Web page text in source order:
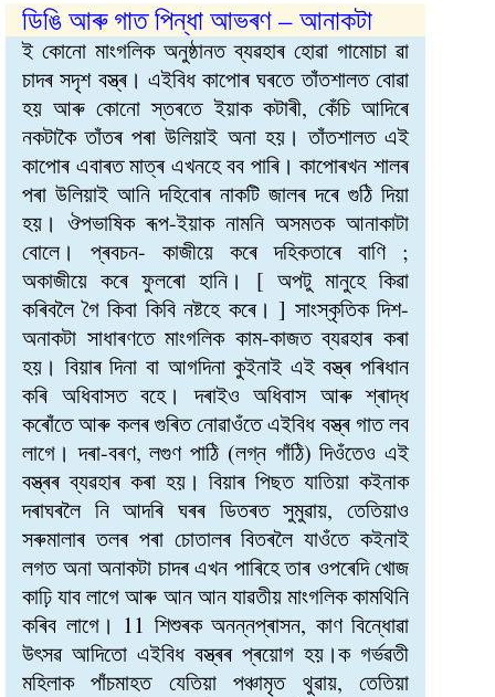
ডিঙি আৰু গাত পিন্ধা আভৰণ – আনাকটা
ই কোনো মাংগলিক অনুষ্ঠানত ব্যৱহাৰ হোৱা গামোচা ৱা
চাদৰ সদৃশ বস্ত্ৰ। এইবিধ কাপোৰ ঘৰতে তাঁতশালত বোৱা
হয় আৰু কোনো স্তৰতে ইয়াক কটাৰী, কেঁচি আদিৰে
নকটাকৈ তাঁতৰ পৰা উলিয়াই অনা হয়। তাঁতশালত এই
কাপোৰ এবাৰত মাত্ৰ এখনহে বব পাৰি। কাপোৰখন শালৰ
পৰা উলিয়াই আনি দহিবোৰ নাকটি জালৰ দৰে গুঠি দিয়া
হয়। ঔপভাষিক ৰূপ-ইয়াক নামনি অসমতক আনাকাটা
বোলে। প্ৰবচন- কাজীয়ে কৰে দহিকতাৰে বাণি ;
অকাজীয়ে কৰে ফুলৰো হানি। [ অপটু মানুহে কিৱা
কৰিবলৈ গৈ কিবা কিবি নষ্টহে কৰে। ] সাংস্কৃতিক দিশ-
অনাকটা সাধাৰণতে মাংগলিক কাম-কাজত ব্যৱহাৰ কৰা
হয়। বিয়াৰ দিনা বা আগদিনা কুইনাই এই বস্ত্ৰ পৰিধান
কৰি অধিবাসত বহে। দৰাইও অধিবাস আৰু শ্ৰাদ্ধ
কৰোঁতে আৰু কলৰ গুৰিত নোৱাওঁতে এইবিধ বস্ত্ৰ গাত লব
লাগে। দৰা-বৰণ, লগুণ পাঠি (লগ্ন গাঁঠি) দিওঁতেও এই
বস্ত্ৰৰ ব্যৱহাৰ কৰা হয়। বিয়াৰ পিছত যাতিয়া কইনাক
দৰাঘৰলৈ নি আদৰি ঘৰৰ ডিতৰত সুমুৱায়, তেতিয়াও
সৰুমালাৰ তলৰ পৰা চোতালৰ বিতৰলৈ যাওঁতে কইনাই
লগত অনা অনাকটা চাদৰ এখন পাৰিহে তাৰ ওপৰেদি খোজ
কাঢ়ি যাব লাগে আৰু আন আন যাৱতীয় মাংগলিক কামথিনি
কৰিব লাগে। 11 শিশুৰক অনন্নপ্ৰাসন, কাণ বিন্ধোৱা
উৎসৱ আদিতো এইবিধ বস্ত্ৰৰ প্ৰয়োগ হয়।ক গৰ্ভৱতী
মহিলাক পাঁচমাহত যেতিয়া পঞ্চামৃত থুৱায়, তেতিয়া